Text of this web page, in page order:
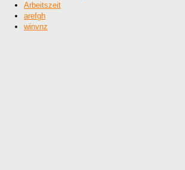
Arbeitszeit
arefgh
winvnz